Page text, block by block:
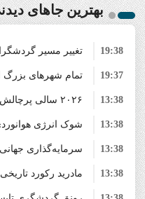
بهترین جاهای
تغییر مسیر
سوخت جت/ اختلال
19:38
تمام شهرهای بزرگ
قرار گرفتند/ موج
زیرساخت‌های اروپا
19:37
۲۰۲۶ سالی
افزایش هزینه سفر
رقابت در شرق آسیا
13:38
شوک انرژی
گردشگری اروپا در
13:38
سرمایه‌گذاری 13:38
مادرید رکورد 13:38